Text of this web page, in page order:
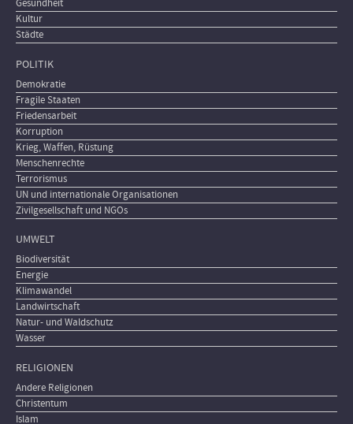
Gesundheit
Kultur
Städte
POLITIK
Demokratie
Fragile Staaten
Friedensarbeit
Korruption
Krieg, Waffen, Rüstung
Menschenrechte
Terrorismus
UN und internationale Organisationen
Zivilgesellschaft und NGOs
UMWELT
Biodiversität
Energie
Klimawandel
Landwirtschaft
Natur- und Waldschutz
Wasser
RELIGIONEN
Andere Religionen
Christentum
Islam